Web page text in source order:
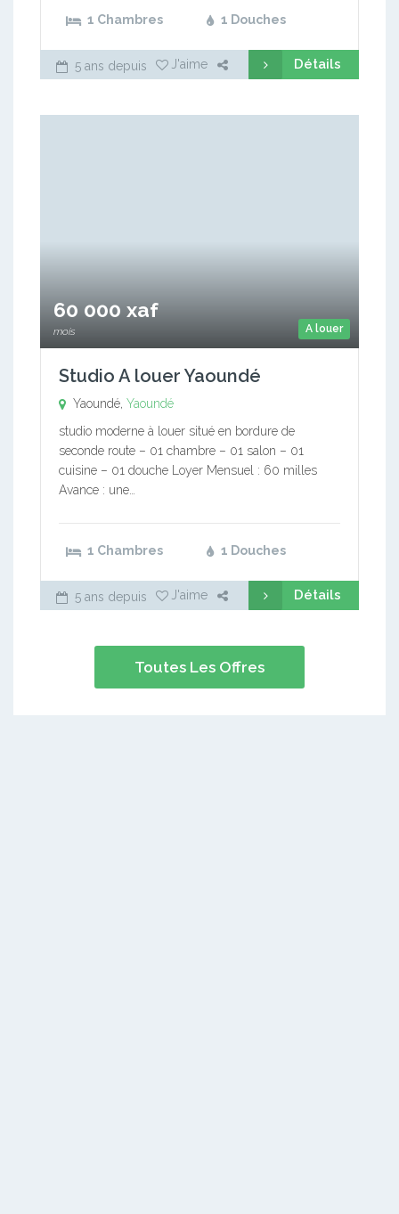
1 Chambres 1 Douches
5 ans depuis J'aime Détails
A louer
60 000 xaf
mois
Studio A louer Yaoundé
Yaoundé, Yaoundé
studio moderne à louer situé en bordure de
seconde route – 01 chambre – 01 salon – 01
cuisine – 01 douche Loyer Mensuel : 60 milles
Avance : une…
1 Chambres 1 Douches
5 ans depuis J'aime Détails
Toutes Les Offres